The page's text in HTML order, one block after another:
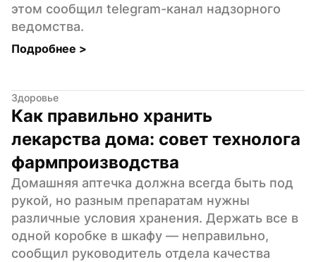
этом сообщил telegram-канал надзорного
ведомства.
Подробнее >
Здоровье
Как правильно хранить
лекарства дома: совет технолога
фармпроизводства
Домашняя аптечка должна всегда быть под
рукой, но разным препаратам нужны
различные условия хранения. Держать все в
одной коробке в шкафу — неправильно,
сообщил руководитель отдела качества